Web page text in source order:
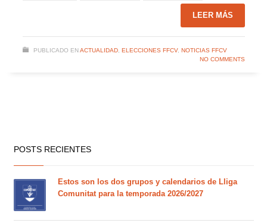
LEER MÁS
PUBLICADO EN ACTUALIDAD, ELECCIONES FFCV, NOTICIAS FFCV
NO COMMENTS
POSTS RECIENTES
Estos son los dos grupos y calendarios de Lliga
Comunitat para la temporada 2026/2027